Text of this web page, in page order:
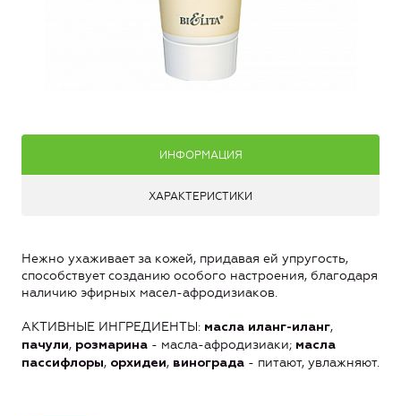
ИНФОРМАЦИЯ
ХАРАКТЕРИСТИКИ
Нежно ухаживает за кожей, придавая ей упругость,
способствует созданию особого настроения, благодаря
наличию эфирных масел-афродизиаков.
АКТИВНЫЕ ИНГРЕДИЕНТЫ: масла иланг-иланг,
пачули, розмарина - масла-афродизиаки; масла
пассифлоры, орхидеи, винограда - питают, увлажняют.